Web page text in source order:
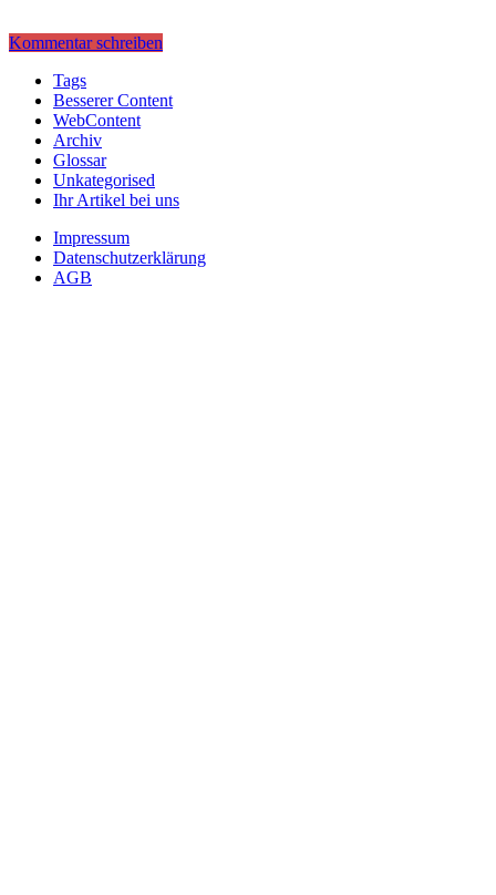
Kommentar schreiben
Tags
Besserer Content
WebContent
Archiv
Glossar
Unkategorised
Ihr Artikel bei uns
Impressum
Datenschutzerklärung
AGB